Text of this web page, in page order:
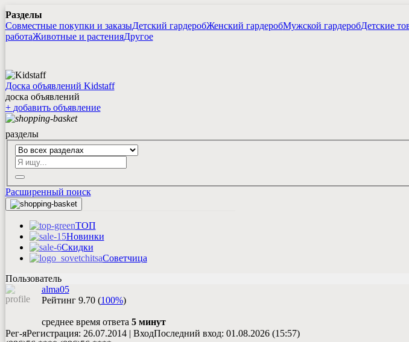
Разделы
Совместные покупки и заказыДетский гардеробЖенский гардеробМужской гардеробДетские
работаЖивотные и растенияДругое
Доска объявлений Kidstaff
доска объявлений
+ добавитьобъявление
разделы
Расширенный поиск
ТОП
Новинки
Скидки
Советчица
Пользователь
alma05
Рейтинг 9.70 (100%)
среднее время ответа 5 минут
Рег-яРегистрация: 26.07.2014| ВходПоследний вход: 01.08.2026 (15:57)